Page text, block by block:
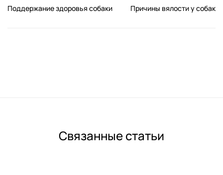
Поддержание здоровья собаки Причины вялости у собак
Связанные статьи